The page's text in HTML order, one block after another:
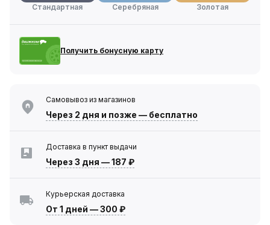
Стандартная
Серебряная
Золотая
Получить бонусную карту
Самовывоз из магазинов
Через 2 дня и позже — бесплатно
Доставка в пункт выдачи
Через 3 дня —187 ₽
Курьерская доставка
От 1 дней —300 ₽